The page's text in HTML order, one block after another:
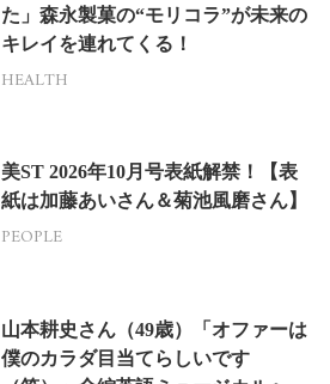
た」森永製菓の“モリコラ”が未来の
キレイを連れてくる！
HEALTH
美ST 2026年10月号表紙解禁！【表
紙は加藤あいさん＆菊池風磨さん】
PEOPLE
山本耕史さん（49歳）「オファーは
僕のカラダ目当てらしいです